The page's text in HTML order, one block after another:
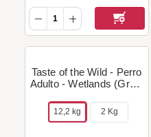
Taste of the Wild - Perro
Adulto - Wetlands (Grain
Regalo!
12,2 kg 2 Kg